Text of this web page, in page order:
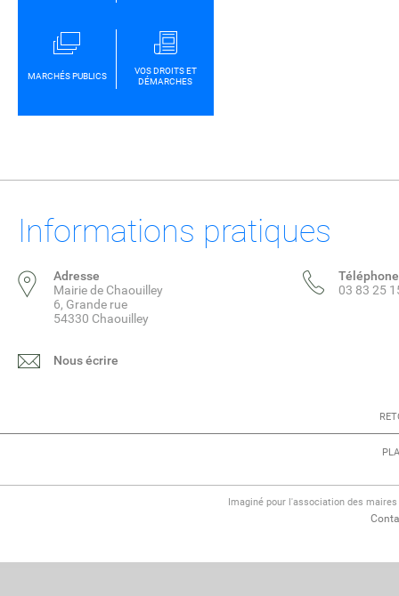
MARCHÉS PUBLICS
VOS DROITS ET
DÉMARCHES
Informations pratiques
Adresse
Mairie de Chaouilley
6, Grande rue
54330 Chaouilley
Nous écrire
Téléphone
03 83 25
Imaginé pour l'association des